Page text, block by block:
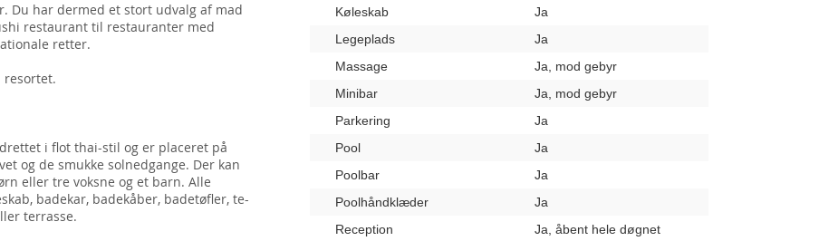
Du har dermed et stort udvalg af mad
restaurant til restauranter med
retter.
resortet.
i flot thai-stil og er placeret på
og de smukke solnedgange. Der kan
eller tre voksne og et barn. Alle
badekar, badekåber, badetøfler, te-
terrasse.
Køleskab
Ja
Legeplads
Ja
Massage
Ja, mod gebyr
Minibar
Ja, mod gebyr
Parkering
Ja
Pool
Ja
Poolbar
Ja
Poolhåndklæder
Ja
Reception
Ja, åbent hele døgnet